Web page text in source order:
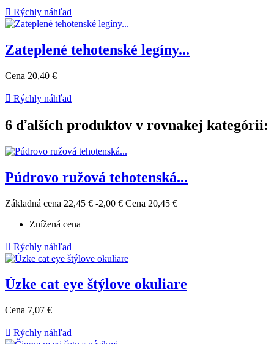
 Rýchly náhľad
Zateplené tehotenské legíny...
Cena 20,40 €
 Rýchly náhľad
6 ďalších produktov v rovnakej kategórii:
Púdrovo ružová tehotenská...
Základná cena 22,45 € -2,00 € Cena 20,45 €
Znížená cena
 Rýchly náhľad
Úzke cat eye štýlove okuliare
Cena 7,07 €
 Rýchly náhľad